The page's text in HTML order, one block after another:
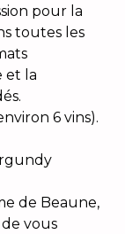
pour la
toutes les
et la
6 vins).
de Beaune,
vous